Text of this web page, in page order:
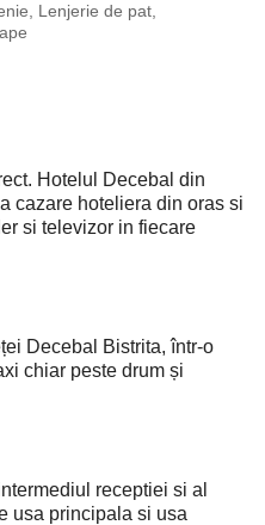
Lenjerie de pat,
Hotelul Decebal din
cazare hoteliera din oras si
si televizor in fiecare
Decebal Bistrita, într-o
chiar peste drum și
receptiei si al
usa principala si usa